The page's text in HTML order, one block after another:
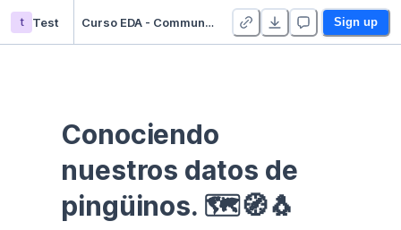
t Test Curso EDA - Communication - Duplicate Sign up
Conociendo
nuestros datos de
pingüinos. 🗺🧭🐧